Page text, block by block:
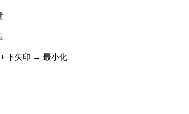
下矢印 → 最小化